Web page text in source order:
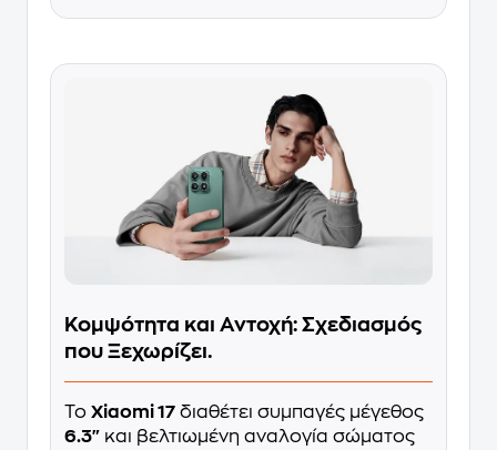
Κομψότητα και Αντοχή: Σχεδιασμός
που Ξεχωρίζει.
Το Xiaomi 17 διαθέτει συμπαγές μέγεθος
6.3" και βελτιωμένη αναλογία σώματος